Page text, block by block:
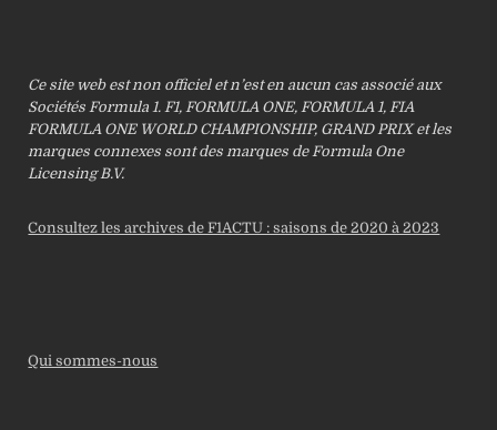
Ce site web est non officiel et n’est en aucun cas associé aux
Sociétés Formula 1. F1, FORMULA ONE, FORMULA 1, FIA
FORMULA ONE WORLD CHAMPIONSHIP, GRAND PRIX et les
marques connexes sont des marques de Formula One
Licensing B.V.
Consultez les archives de F1ACTU : saisons de 2020 à 2023
Qui sommes-nous